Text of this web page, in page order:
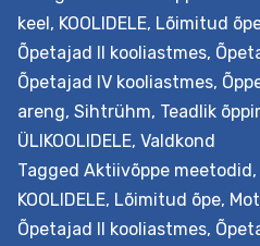
ühe aine õpetamisele.
kollegiaalselt toetavas
nüüdisaegsel õpikäsitusel
õppeviise humanitaar- ja
Õpetaja õpib
planeerima lõimingulist
readingLõiminguliste
õpistsenaariumite
keel, KOOLIDELE, Lõimitud
Õpetajad II kooliastmes,
Õpetajad IV kooliastmes,
areng, Sihtrühm, Teadlik
ÜLIKOOLIDELE, Valdkond
Tagged Aktiivõppe meetodid,
KOOLIDELE, Lõimitud õpe,
Õpetajad II kooliastmes,